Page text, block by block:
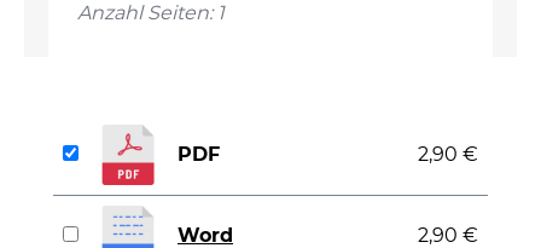
Anzahl Seiten: 1
PDF 2,90 €
Word 2,90 €